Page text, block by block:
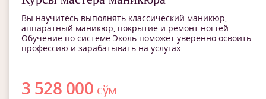
Вы научитесь выполнять классический маникюр,
аппаратный маникюр, покрытие и ремонт ногтей.
Обучение по системе Эколь поможет уверенно освоить
профессию и зарабатывать на услугах
3 528 000 сўм